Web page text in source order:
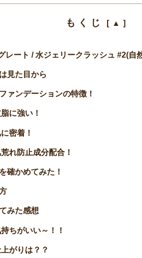
もくじ
レート / 水ジェリークラッシュ #2(自
見た目から
ァンデーションの特徴！
に強い！
に密着！
れ防止成分配合！
確かめてみた！
みた感想
ちがいい～！！
がりは？？